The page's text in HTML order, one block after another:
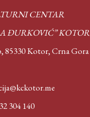
CENTAR
ĐURKOVIĆ” KOTOR
85330 Kotor,Crna Gora
304 140